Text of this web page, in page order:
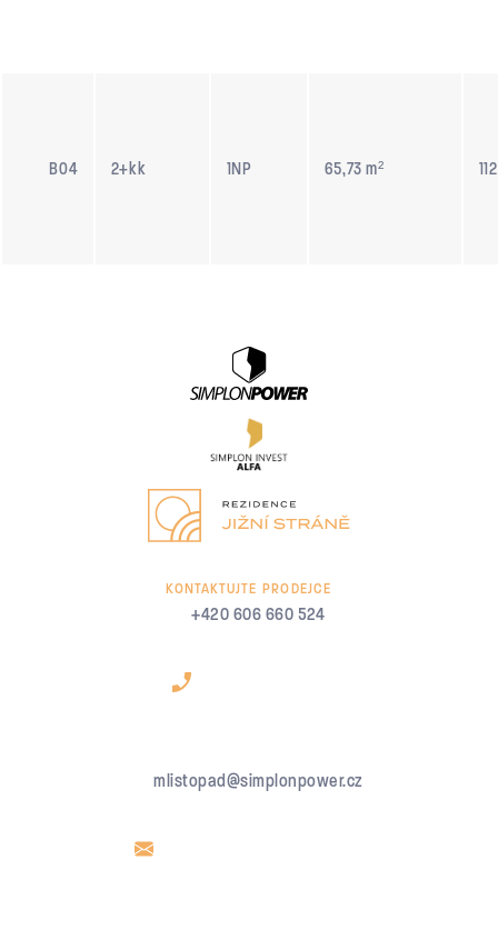
B04 2+kk 1NP 65,73 m²
KONTAKTUJTE PRODEJCE
+420 606 660 524
mlistopad@simplonpower.cz